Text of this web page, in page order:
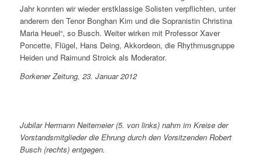
Jahr konnten wir wieder erstklassige Solisten verpflichten, unter
anderem den Tenor Bonghan Kim und die Sopranistin Christina
Maria Heuel“, so Busch. Weiter wirken mit Professor Xaver
Poncette, Flügel, Hans Deing, Akkordeon, die Rhythmusgruppe
Heiden und Raimund Stroick als Moderator.
Borkener Zeitung, 23. Januar 2012
Jubilar Hermann Neitemeier (5. von links) nahm im Kreise der
Vorstandsmitglieder die Ehrung durch den Vorsitzenden Robert
Busch (rechts) entgegen.